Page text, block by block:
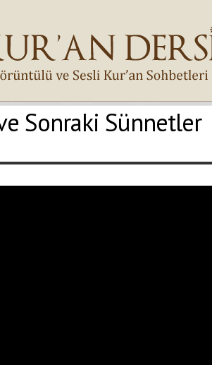
Sonraki Sünnetler